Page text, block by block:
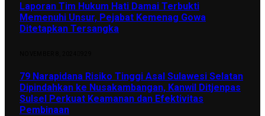
Laporan Tim Hukum Hati Damai Terbukti
Memenuhi Unsur, Pejabat Kemenag Gowa
Ditetapkan Tersangka
79 Narapidana Risiko Tinggi Asal Sulawesi Selatan
Dipindahkan ke Nusakambangan, Kanwil Ditjenpas
Sulsel Perkuat Keamanan dan Efektivitas
Pembinaan